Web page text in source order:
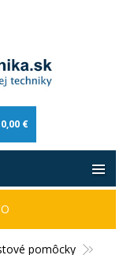
0,00 €
pomôcky